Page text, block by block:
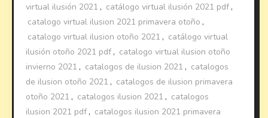
virtual ilusión 2021 , catálogo virtual ilusión 2021 pdf ,
catalogo virtual ilusion 2021 primavera otoño ,
catalogo virtual ilusion otoño 2021 , catálogo virtual
ilusión otoño 2021 pdf , catalogo virtual ilusion otoño
invierno 2021 , catalogos de ilusion 2021 , catalogos
de ilusion otoño 2021 , catalogos de ilusion primavera
otoño 2021 , catalogos ilusion 2021 , catalogos
ilusion 2021 pdf , catalogos ilusion 2021 primavera